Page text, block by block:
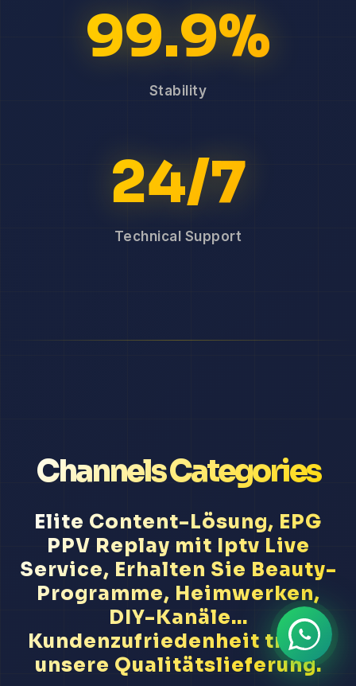
99.9%
Stability
24/7
Technical Support
Channels Categories
Elite Content-Lösung, EPG
PPV Replay mit Iptv Live
Service, Erhalten Sie Beauty-
Programme, Heimwerken,
DIY-Kanäle...
Kundenzufriedenheit treibt
unsere Qualitätslieferung.